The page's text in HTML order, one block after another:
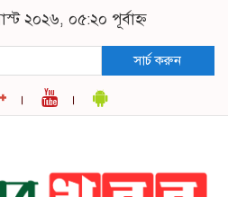
২০২৬, ০৫:২০ পূর্বাহ্ন
সার্চ করুন